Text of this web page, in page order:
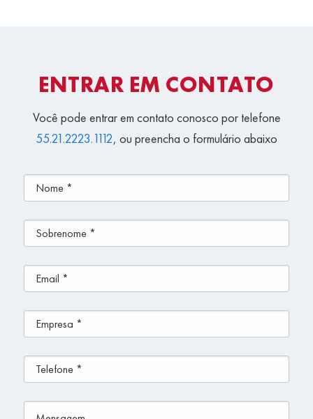
ENTRAR EM CONTATO
Você pode entrar em contato conosco por telefone
55.21.2223.1112, ou preencha o formulário abaixo